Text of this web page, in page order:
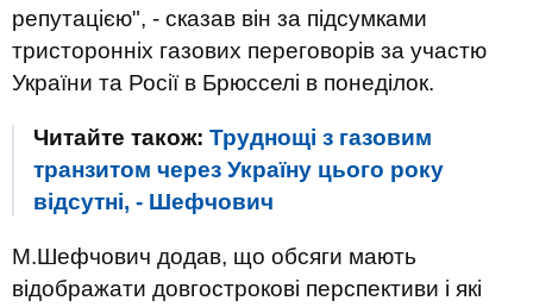
репутацією", - сказав він за підсумками
тристоронніх газових переговорів за участю
України та Росії в Брюсселі в понеділок.
Читайте також: Труднощі з газовим
транзитом через Україну цього року
відсутні, - Шефчович
М.Шефчович додав, що обсяги мають
відображати довгострокові перспективи і які